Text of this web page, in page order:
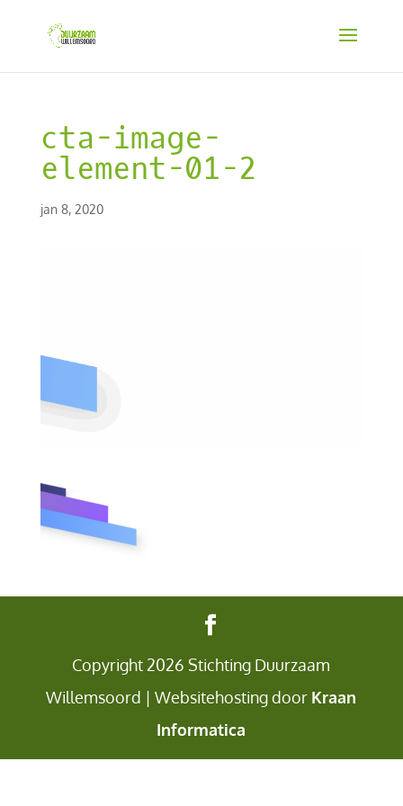
cta-image-
element-01-2
jan 8, 2020
Copyright 2026 Stichting Duurzaam
Willemsoord | Websitehosting door Kraan
Informatica